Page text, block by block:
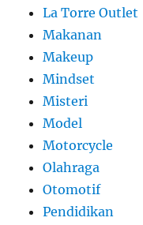
La Torre Outlet
Makanan
Makeup
Mindset
Misteri
Model
Motorcycle
Olahraga
Otomotif
Pendidikan